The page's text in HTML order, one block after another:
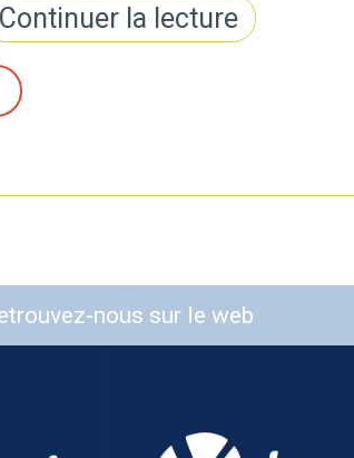
Continuer la lecture
nous sur le web